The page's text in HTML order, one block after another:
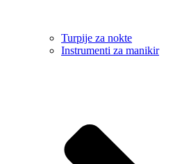
Turpije za nokte
Instrumenti za manikir